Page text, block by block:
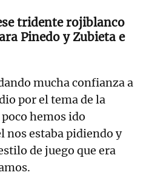
tridente rojiblanco
Pinedo y Zubieta e
mucha confianza a
por el tema de la
hemos ido
nos estaba pidiendo y
de juego que era